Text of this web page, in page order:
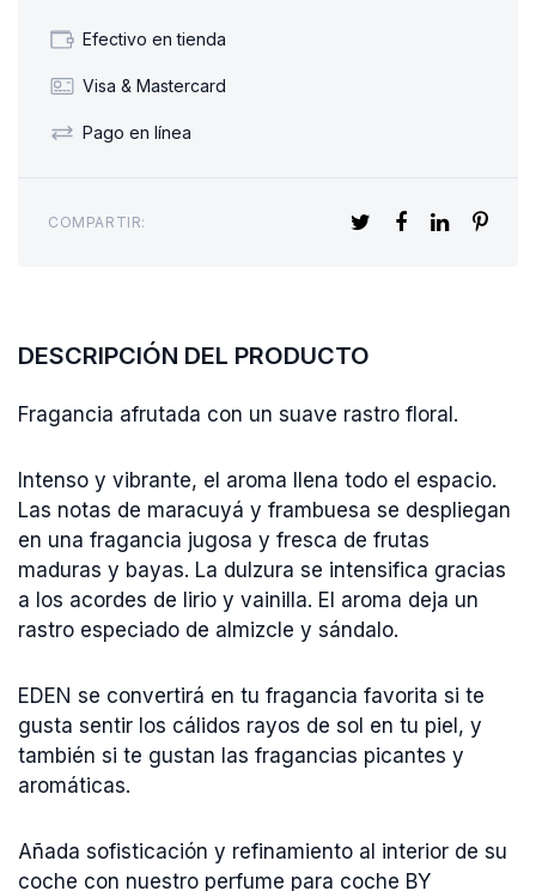
Efectivo en tienda
Visa & Mastercard
Pago en línea
COMPARTIR:
DESCRIPCIÓN DEL PRODUCTO
Fragancia afrutada con un suave rastro floral.
Intenso y vibrante, el aroma llena todo el espacio.
Las notas de maracuyá y frambuesa se despliegan
en una fragancia jugosa y fresca de frutas
maduras y bayas. La dulzura se intensifica gracias
a los acordes de lirio y vainilla. El aroma deja un
rastro especiado de almizcle y sándalo.
EDEN se convertirá en tu fragancia favorita si te
gusta sentir los cálidos rayos de sol en tu piel, y
también si te gustan las fragancias picantes y
aromáticas.
Añada sofisticación y refinamiento al interior de su
coche con nuestro perfume para coche BY